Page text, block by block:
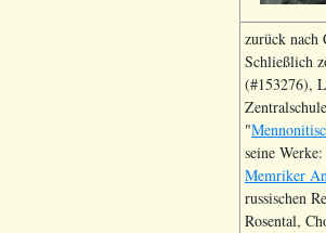
zurück nach
Schließlich
(#153276),
"
seine
Memriker
russischen
Rosental,